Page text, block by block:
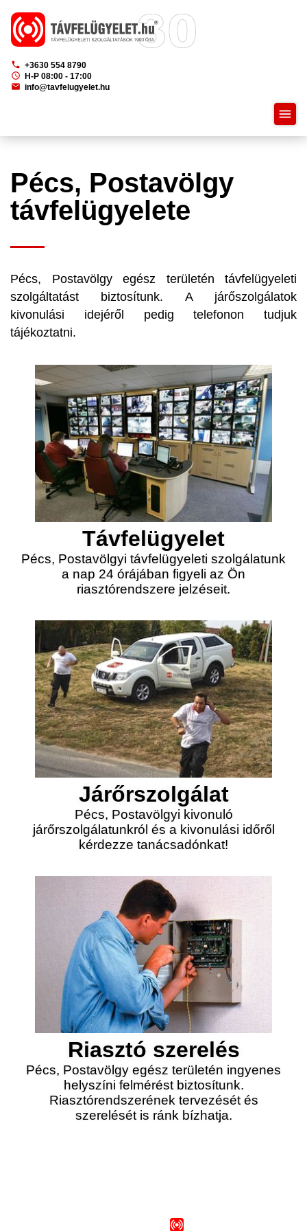
phone +3630 554 8790
schedule
H-P 08:00 - 17:00
mail info@tavfelugyelet.hu
menu
Pécs, Postavölgy
távfelügyelete
Pécs, Postavölgy egész területén távfelügyeleti
szolgáltatást biztosítunk. A járőszolgálatok
kivonulási idejéről pedig telefonon tudjuk
tájékoztatni.
Távfelügyelet
Pécs, Postavölgyi távfelügyeleti szolgálatunk
a nap 24 órájában figyeli az Ön
riasztórendszere jelzéseit.
Járőrszolgálat
Pécs, Postavölgyi kivonuló
járőrszolgálatunkról és a kivonulási időről
kérdezze tanácsadónkat!
Riasztó szerelés
Pécs, Postavölgy egész területén ingyenes
helyszíni felmérést biztosítunk.
Riasztórendszerének tervezését és
szerelését is ránk bízhatja.